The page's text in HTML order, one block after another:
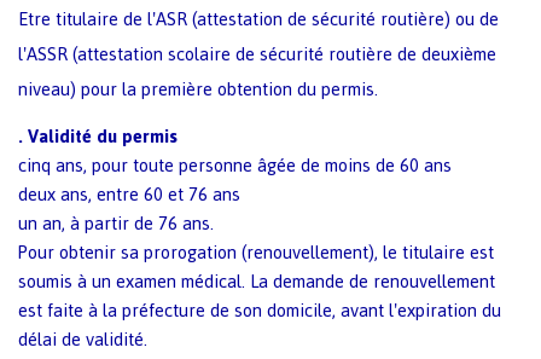
Etre titulaire de l'ASR (attestation de sécurité routière) ou de
l'ASSR (attestation scolaire de sécurité routière de deuxième
niveau) pour la première obtention du permis.
.Validité du permis
cinq ans, pour toute personne âgée de moins de 60 ans
deux ans, entre 60 et 76 ans
un an, à partir de 76 ans.
Pour obtenir sa prorogation (renouvellement), le titulaire est
soumis à un examen médical. La demande de renouvellement
est faite à la préfecture de son domicile, avant l'expiration du
délai de validité.